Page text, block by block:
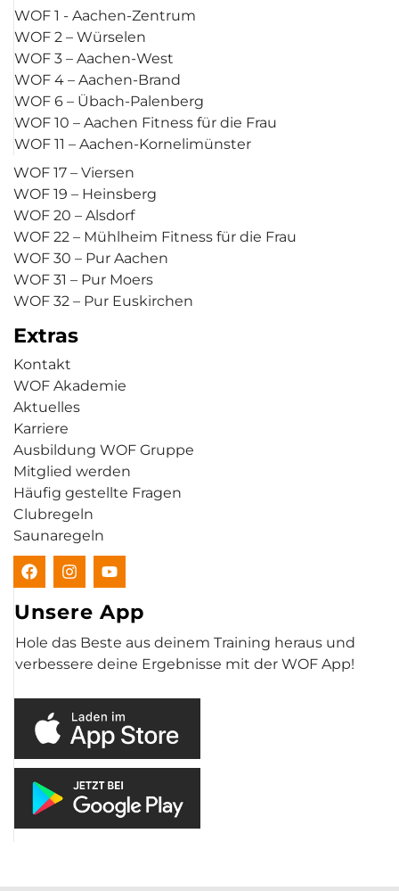
WOF 1 - Aachen-Zentrum
WOF 2 – Würselen
WOF 3 – Aachen-West
WOF 4 – Aachen-Brand
WOF 6 – Übach-Palenberg
WOF 10 – Aachen Fitness für die Frau
WOF 11 – Aachen-Kornelimünster
WOF 17 – Viersen
WOF 19 – Heinsberg
WOF 20 – Alsdorf
WOF 22 – Mühlheim Fitness für die Frau
WOF 30 – Pur Aachen
WOF 31 – Pur Moers
WOF 32 – Pur Euskirchen
Extras
Kontakt
WOF Akademie
Aktuelles
Karriere
Ausbildung WOF Gruppe
Mitglied werden
Häufig gestellte Fragen
Clubregeln
Saunaregeln
Unsere App
Hole das Beste aus deinem Training heraus und
verbessere deine Ergebnisse mit der WOF App!